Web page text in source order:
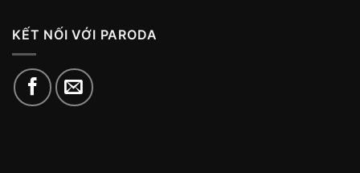
KẾT NỐI VỚI PARODA